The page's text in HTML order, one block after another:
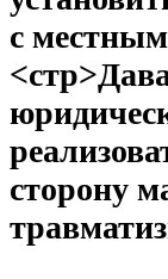
с
сторону